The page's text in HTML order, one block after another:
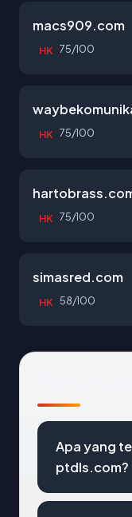
macs909.com
HK 75/100
HK 75/100
HK 75/100
simasred.com
HK 58/100
Apa yang
ptdls.com?